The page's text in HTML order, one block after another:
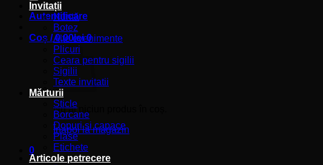
Autentificare
Coș /0,00lei 0
Nu ai niciun produs în coș.
Înapoi la magazin
0
Coș
Invitații
Nuntă
Botez
Alte evenimente
Plicuri
Ceara pentru sigilii
Sigilii
Texte invitatii
Mărturii
Sticle
Borcane
Dopuri si capace
Plase
Etichete
Articole petrecere